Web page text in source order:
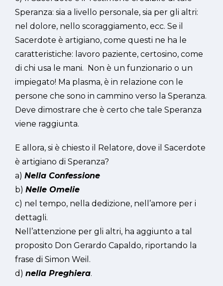
Speranza: sia a livello personale, sia per gli altri:
nel dolore, nello scoraggiamento, ecc. Se il
Sacerdote è artigiano, come questi ne ha le
caratteristiche: lavoro paziente, certosino, come
di chi usa le mani. Non è un funzionario o un
impiegato! Ma plasma, è in relazione con le
persone che sono in cammino verso la Speranza.
Deve dimostrare che è certo che tale Speranza
viene raggiunta.
E allora, si è chiesto il Relatore, dove il Sacerdote
è artigiano di Speranza?
a) Nella Confessione
b) Nelle Omelie
c) nel tempo, nella dedizione, nell’amore per i
dettagli.
Nell’attenzione per gli altri, ha aggiunto a tal
proposito Don Gerardo Capaldo, riportando la
frase di Simon Weil.
d) nella Preghiera.